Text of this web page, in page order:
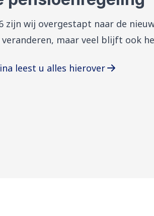
zijn wij overgestapt naar de
veranderen, maar veel blijft ook
leest u alles hierover